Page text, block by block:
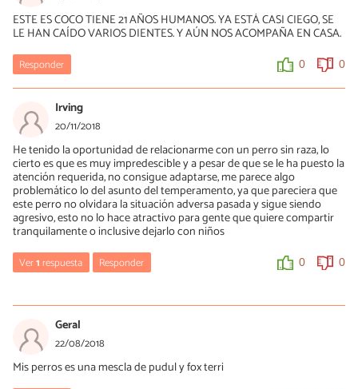
pelo duro, su papá fue un campeón(jajajajajaja en una salida), por
cierto se llama Topolino y tiene algunos rasgos de la raza, cuando
vi la publicación me asusté pensé era mi topo
0 0
ESTE ES COCO TIENE 21 AÑOS HUMANOS. YA ESTÁ CASI CIEGO, SE
LE HAN CAÍDO VARIOS DIENTES. Y AÚN NOS ACOMPAÑA EN CASA.
Responder 0 0
Irving
20/11/2018
He tenido la oportunidad de relacionarme con un perro sin raza, lo
cierto es que es muy impredescible y a pesar de que se le ha puesto la
atención requerida, no consigue adaptarse, me parece algo
problemático lo del asunto del temperamento, ya que pareciera que
este perro no olvidara la situación adversa pasada y sigue siendo
agresivo, esto no lo hace atractivo para gente que quiere compartir
tranquilamente o inclusive dejarlo con niños
Ver1respuesta Responder 0 0
26/11/2018
Los animales son muy inteligentes e intuitivos y notan enseguida
si se les quiere o no. Tengo 3 perros mestizos que adopté , uno de
ellos de la calle. Hace varios años que los tengo y debo decir que
Geral
22/08/2018
Mis perros es una mescla de pudul y fox terri